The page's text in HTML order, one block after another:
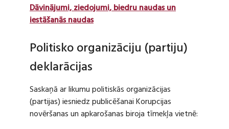
Dāvinājumi, ziedojumi, biedru naudas un
iestāšanās naudas
Politisko organizāciju (partiju)
deklarācijas
Saskaņā ar likumu politiskās organizācijas
(partijas) iesniedz publicēšanai Korupcijas
novēršanas un apkarošanas biroja tīmekļa vietnē: